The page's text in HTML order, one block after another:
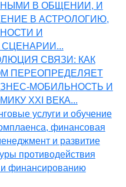
В ОБЩЕНИИ, И
В АСТРОЛОГИЮ,
И
СВЯЗИ: КАК
ПЕРЕОПРЕДЕЛЯЕТ
МОБИЛЬНОСТЬ И
XXI ВЕКА...
услуги и обучение
финансовая
и развитие
противодействия
финансированию